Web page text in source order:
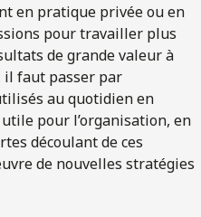
en pratique privée ou en
pour travailler plus
de grande valeur à
il faut passer par
au quotidien en
pour l’organisation, en
découlant de ces
de nouvelles stratégies